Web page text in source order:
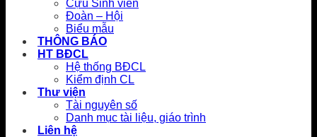
Cựu Sinh viên
Đoàn – Hội
Biểu mẫu
THÔNG BÁO
HT BĐCL
Hệ thống BĐCL
Kiểm định CL
Thư viện
Tài nguyên số
Danh mục tài liệu, giáo trình
Liên hệ